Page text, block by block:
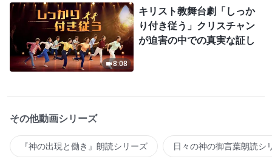
8:08
キリスト教舞台劇「しっか
り付き従う」クリスチャン
が迫害の中での真実な証し
その他動画シリーズ
『神の出現と働き』朗読シリーズ 日々の神の御言葉朗読シ